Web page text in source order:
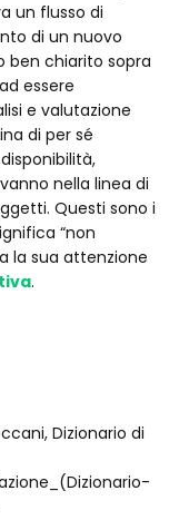
un flusso di
di un nuovo
ben chiarito sopra
essere
e valutazione
di per sé
nella linea di
Questi sono i
“non
la sua attenzione
.
Dizionario di